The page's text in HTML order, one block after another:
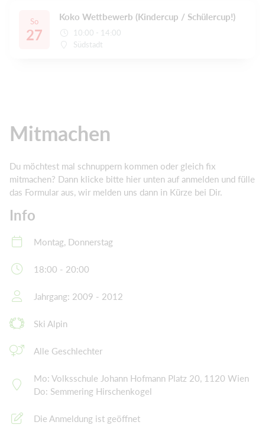
So
27
Koko Wettbewerb (Kindercup / Schülercup!)
10:00 - 14:00
Südstadt
Mitmachen
Du möchtest mal schnuppern kommen oder gleich fix
mitmachen? Dann klicke bitte hier unten auf anmelden und fülle
das Formular aus, wir melden uns dann in Kürze bei Dir.
Info
Montag, Donnerstag
18:00 - 20:00
Jahrgang: 2009 - 2012
Ski Alpin
Alle Geschlechter
Mo: Volksschule Johann Hofmann Platz 20, 1120 Wien
Do: Semmering Hirschenkogel
Die Anmeldung ist geöffnet